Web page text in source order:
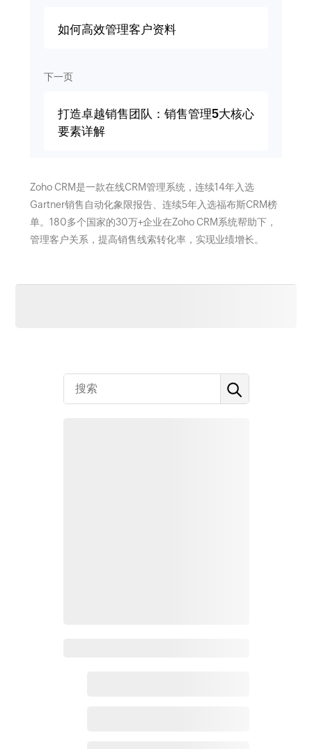
如何高效管理客户资料
下一页
打造卓越销售团队：销售管理5大核心
要素详解
Zoho CRM是一款在线CRM管理系统，连续14年入选
Gartner销售自动化象限报告、连续5年入选福布斯CRM榜
单。180多个国家的30万+企业在Zoho CRM系统帮助下，
管理客户关系，提高销售线索转化率，实现业绩增长。